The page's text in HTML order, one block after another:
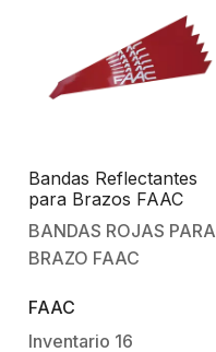
Bandas Reflectantes
para Brazos FAAC
BANDAS ROJAS PARA
BRAZO FAAC
FAAC
Inventario 16